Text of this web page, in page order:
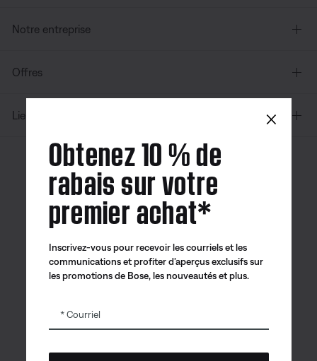
Notre entreprise
Offres
Liens supplémentaires
| Français
Application
Bose
Bose Connect
Bose QCE
×
Obtenez 10 % de
rabais sur votre
premier achat*
Inscrivez-vous pour recevoir les courriels et les
communications et profiter d’aperçus exclusifs sur
les promotions de Bose, les nouveautés et plus.
Courriel